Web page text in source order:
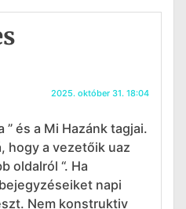
2025. október 31. 18:04
” és a Mi Hazánk tagjai.
hogy a vezetőik uaz
oldalról “. Ha
napi
Nem konstruktiv